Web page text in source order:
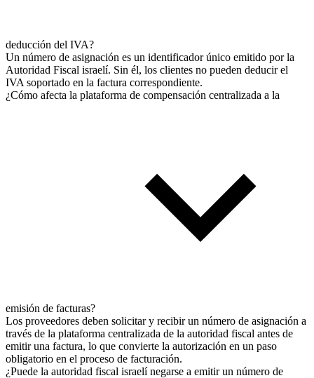
deducción del IVA?
Un número de asignación es un identificador único emitido por la
Autoridad Fiscal israelí. Sin él, los clientes no pueden deducir el
IVA soportado en la factura correspondiente.
¿Cómo afecta la plataforma de compensación centralizada a la
emisión de facturas?
Los proveedores deben solicitar y recibir un número de asignación a
través de la plataforma centralizada de la autoridad fiscal antes de
emitir una factura, lo que convierte la autorización en un paso
obligatorio en el proceso de facturación.
¿Puede la autoridad fiscal israelí negarse a emitir un número de